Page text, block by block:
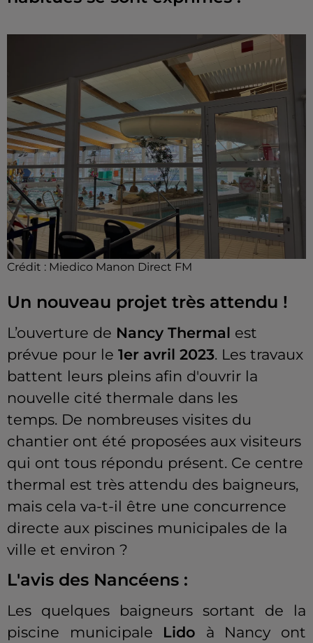
Crédit : Miedico Manon Direct FM
Un nouveau projet très attendu !
L’ouverture de Nancy Thermal est
prévue pour le 1er avril 2023. Les travaux
battent leurs pleins afin d'ouvrir la
nouvelle cité thermale dans les
temps. De nombreuses visites du
chantier ont été proposées aux visiteurs
qui ont tous répondu présent. Ce centre
thermal est très attendu des baigneurs,
mais cela va-t-il être une concurrence
directe aux piscines municipales de la
ville et environ ?
L'avis des Nancéens :
Les quelques baigneurs sortant de la
piscine municipale Lido à Nancy ont